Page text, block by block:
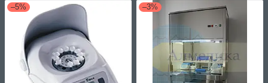
–5% –3%